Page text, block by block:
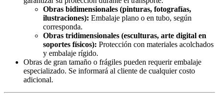
Obras bidimensionales (pinturas, fotografías,
ilustraciones): Embalaje plano o en tubo, según
corresponda.
Obras tridimensionales (esculturas, arte digital en
soportes físicos): Protección con materiales acolchados
y embalaje rígido.
Obras de gran tamaño o frágiles pueden requerir embalaje
especializado. Se informará al cliente de cualquier costo
adicional.